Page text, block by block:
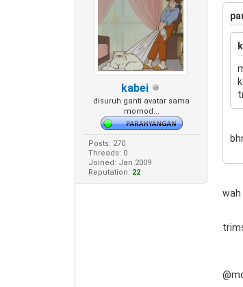
kabei
disuruh ganti avatar sama
momod...
Posts: 270
Threads: 0
Joined: Jan 2009
Reputation: 22
wah